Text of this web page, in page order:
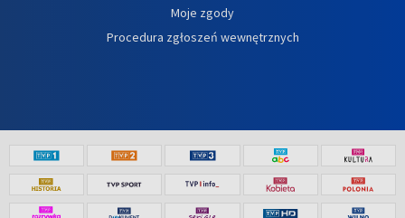
Moje zgody
Procedura zgłoszeń wewnętrznych